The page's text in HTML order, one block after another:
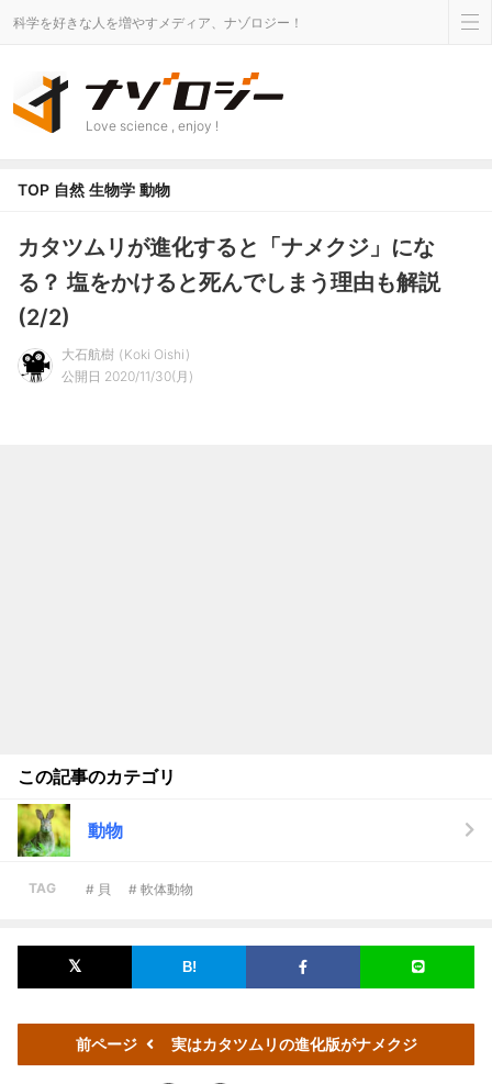
科学を好きな人を増やすメディア、ナゾロジー！
Love science , enjoy !
TOP 自然 生物学 動物
カタツムリが進化すると「ナメクジ」にな
る？ 塩をかけると死んでしまう理由も解説
(2/2)
大石航樹
Koki Oishi
公開日 2020/11/30(月)
この記事のカテゴリ
動物
TAG # 貝 # 軟体動物
前ページ 実はカタツムリの進化版がナメクジ